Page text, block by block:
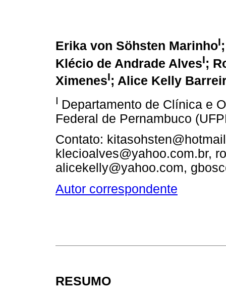
Erika von Söhsten MarinhoI
Klécio de Andrade AlvesI;
XimenesI; Alice Kelly
I Departamento de Clínica e
Federal de Pernambuco
Contato:
klecioalves@yahoo.com.br,
alicekelly@yahoo.com,
Autor correspondente
RESUMO